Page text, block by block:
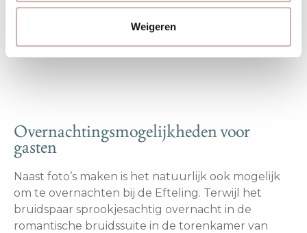
Weigeren
kunnen mee, of misschien huur je wel een hele
crew in voor de perfecte trouwfoto in de Efteling!
Overnachtingsmogelijkheden voor
gasten
Naast foto’s maken is het natuurlijk ook mogelijk
om te overnachten bij de Efteling. Terwijl het
bruidspaar sprookjesachtig overnacht in de
romantische bruidssuite in de torenkamer van